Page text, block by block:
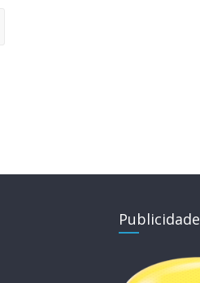
Publicidade